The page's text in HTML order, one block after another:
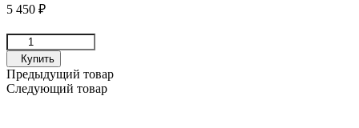
5 450 ₽
Купить
Предыдущий товар
Следующий товар